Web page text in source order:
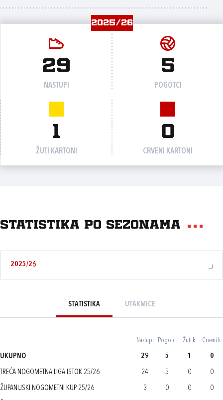
2025/26
29
NASTUPI
5
POGOTCI
1
ŽUTI KARTONI
0
CRVENI KARTONI
Statistika po sezonama
2025/26
STATISTIKA UTAKMICE
Nastupi Pogotci Žuti k. Crveni k.
UKUPNO 29 5 1 0
TREĆA NOGOMETNA LIGA ISTOK 25/26 24 5 0 0
ŽUPANIJSKI NOGOMETNI KUP 25/26 3 0 0 0